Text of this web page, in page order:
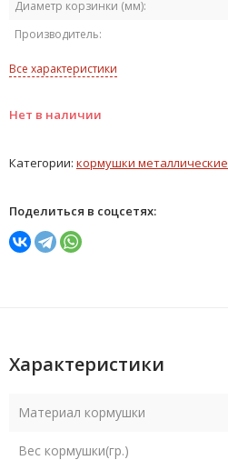
Диаметр корзинки (мм):
Производитель:
Все характеристики
Нет в наличии
Категории: кормушки металлические
Поделиться в соцсетях:
Характеристики
Материал кормушки
Вес кормушки(гр.)